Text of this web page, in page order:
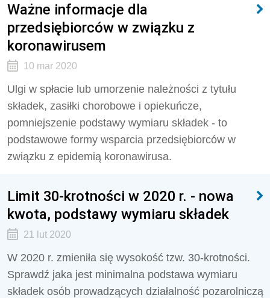
Ważne informacje dla
przedsiębiorców w związku z
koronawirusem
10 mar 2020
Ulgi w spłacie lub umorzenie należności z tytułu
składek, zasiłki chorobowe i opiekuńcze,
pomniejszenie podstawy wymiaru składek - to
podstawowe formy wsparcia przedsiębiorców w
związku z epidemią koronawirusa.
Limit 30-krotności w 2020 r. - nowa
kwota, podstawy wymiaru składek
21 lut 2020
W 2020 r. zmieniła się wysokość tzw. 30-krotności.
Sprawdź jaka jest minimalna podstawa wymiaru
składek osób prowadzących działalność pozarolniczą